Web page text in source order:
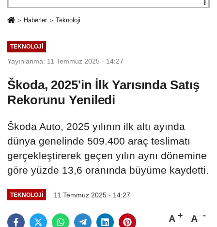
Haberler Teknoloji
TEKNOLOJI
Yayınlanma: 11 Temmuz 2025 - 14:27
Škoda, 2025'in İlk Yarısında Satış
Rekorunu Yeniledi
Škoda Auto, 2025 yılının ilk altı ayında
dünya genelinde 509.400 araç teslimatı
gerçekleştirerek geçen yılın aynı dönemine
göre yüzde 13,6 oranında büyüme kaydetti.
TEKNOLOJI 11 Temmuz 2025 - 14:27
A A